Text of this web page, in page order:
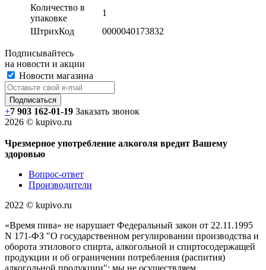
Количество в
упаковке
1
ШтрихКод
0000040173832
Подписывайтесь
на новости и акции
Новости магазина
+7 903 162-01-19 Заказать звонок
2026 © kupivo.ru
Чрезмерное употребление алкоголя вредит Вашему
здоровью
Вопрос-ответ
Производители
2022 ©️ kupivo.ru
«Время пива» не нарушает Федеральный закон от 22.11.1995
N 171-ФЗ "О государственном регулировании производства и
оборота этилового спирта, алкогольной и спиртосодержащей
продукции и об ограничении потребления (распития)
алкогольной продукции": мы не осуществляем